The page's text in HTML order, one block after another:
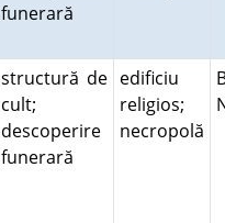
funerară
structură de
cult;
descoperire
funerară
edificiu
religios;
necropolă